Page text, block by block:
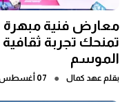
معارض فنية مبهرة
تمنحك تجربة
الموسم
بقلم عهد كمال ● 07 أغسطس 2026